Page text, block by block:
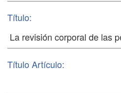
Título:
Título Artículo: